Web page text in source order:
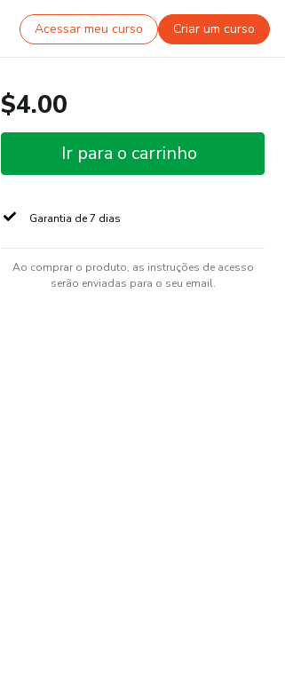
Acessar meu curso Criar um curso
$4.00
Ir para o carrinho
Garantia de 7 dias
Ao comprar o produto, as instruções de acesso
serão enviadas para o seu email.